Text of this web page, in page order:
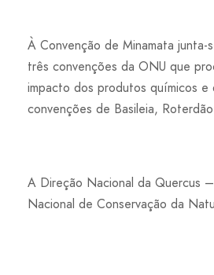
À Convenção de Minamata junta-
três convenções da ONU que
impacto dos produtos químicos
convenções de Basileia,
A Direção Nacional da Quercus
Nacional de Conservação da